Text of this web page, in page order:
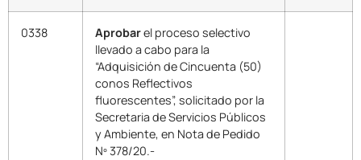
0338 Aprobarel proceso selectivo
llevado a cabo para la
“Adquisición de Cincuenta (50)
conos Reflectivos
fluorescentes”, solicitado por la
Secretaria de Servicios Públicos
y Ambiente, en Nota de Pedido
Nº 378/20.-